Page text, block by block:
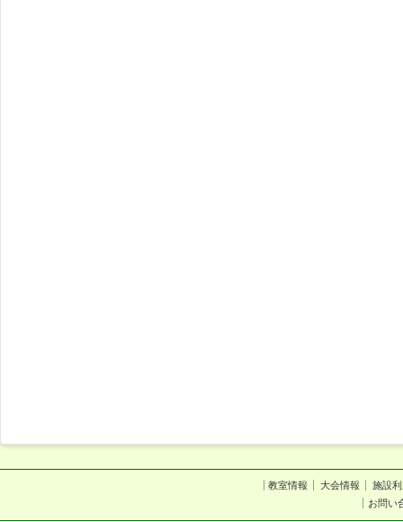
教室情報 大会情報
施設
お問い